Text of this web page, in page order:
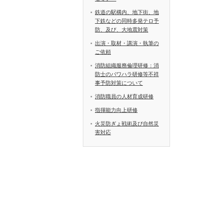
鉄道の駅構内、地下街、地
下鉄などの同時多発テロ予
防、及び、大地震対策
出演・取材・講演・執筆の
ご依頼
消防組織服務倫理研修：消
防士のパワハラ研修等不祥
事予防対策について
消防職員の人材育成研修
指揮能力向上研修
火災防ぎょ戦術及び自然災
害対応